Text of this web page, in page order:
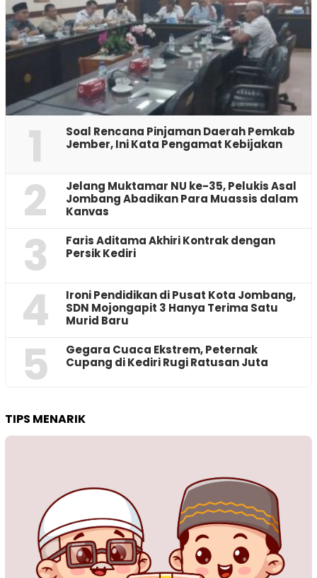
1
‎Soal Rencana Pinjaman Daerah Pemkab
Jember, Ini Kata Pengamat Kebijakan ‎
2
Jelang Muktamar NU ke-35, Pelukis Asal
Jombang Abadikan Para Muassis dalam
Kanvas
3
Faris Aditama Akhiri Kontrak dengan
Persik Kediri
4
Ironi Pendidikan di Pusat Kota Jombang,
SDN Mojongapit 3 Hanya Terima Satu
Murid Baru
5
‎Gegara Cuaca Ekstrem, Peternak
Cupang di Kediri Rugi Ratusan Juta
TIPS MENARIK